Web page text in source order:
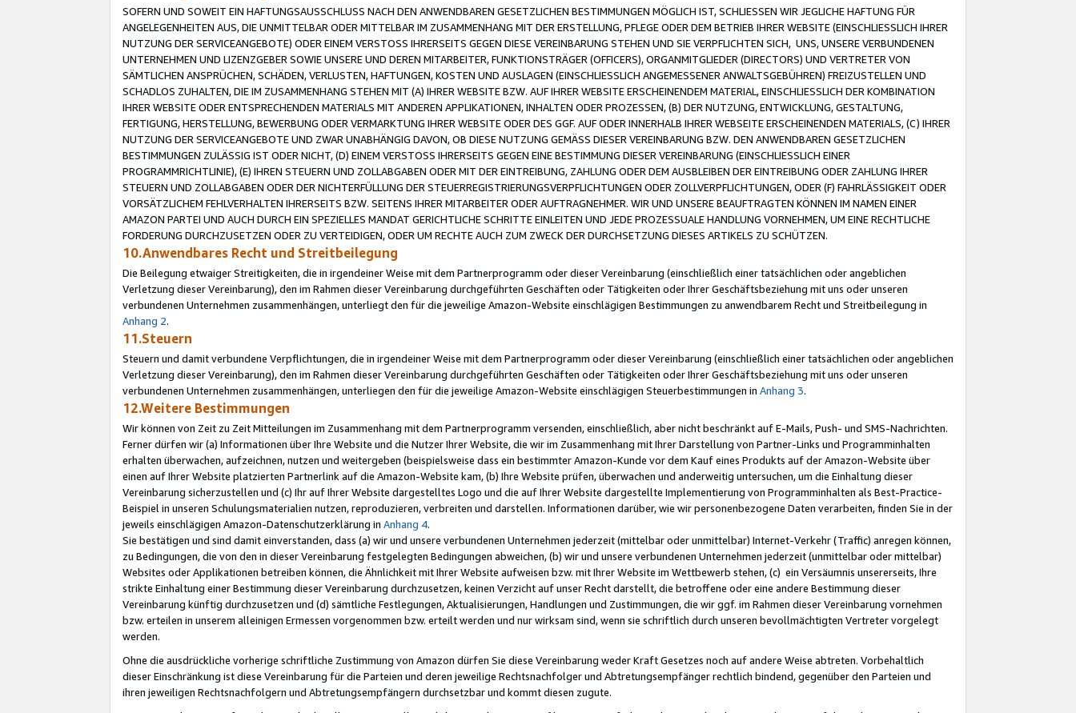
SOFERN UND SOWEIT EIN HAFTUNGSAUSSCHLUSS NACH DEN ANWENDBAREN GESETZLICHEN BESTIMMUNGEN MÖGLICH IST, SCHLIESSEN WIR JEGLICHE HAFTUNG FÜR
ANGELEGENHEITEN AUS, DIE UNMITTELBAR ODER MITTELBAR IM ZUSAMMENHANG MIT DER ERSTELLUNG, PFLEGE ODER DEM BETRIEB IHRER WEBSITE (EINSCHLIESSLICH IHRER
NUTZUNG DER SERVICEANGEBOTE) ODER EINEM VERSTOSS IHRERSEITS GEGEN DIESE VEREINBARUNG STEHEN UND SIE VERPFLICHTEN SICH, UNS, UNSERE VERBUNDENEN
UNTERNEHMEN UND LIZENZGEBER SOWIE UNSERE UND DEREN MITARBEITER, FUNKTIONSTRÄGER (OFFICERS), ORGANMITGLIEDER (DIRECTORS) UND VERTRETER VON
SÄMTLICHEN ANSPRÜCHEN, SCHÄDEN, VERLUSTEN, HAFTUNGEN, KOSTEN UND AUSLAGEN (EINSCHLIESSLICH ANGEMESSENER ANWALTSGEBÜHREN) FREIZUSTELLEN UND
SCHADLOS ZUHALTEN, DIE IM ZUSAMMENHANG STEHEN MIT (A) IHRER WEBSITE BZW. AUF IHRER WEBSITE ERSCHEINENDEM MATERIAL, EINSCHLIESSLICH DER KOMBINATION
IHRER WEBSITE ODER ENTSPRECHENDEN MATERIALS MIT ANDEREN APPLIKATIONEN, INHALTEN ODER PROZESSEN, (B) DER NUTZUNG, ENTWICKLUNG, GESTALTUNG,
FERTIGUNG, HERSTELLUNG, BEWERBUNG ODER VERMARKTUNG IHRER WEBSITE ODER DES GGF. AUF ODER INNERHALB IHRER WEBSEITE ERSCHEINENDEN MATERIALS, (C) IHRER
NUTZUNG DER SERVICEANGEBOTE UND ZWAR UNABHÄNGIG DAVON, OB DIESE NUTZUNG GEMÄSS DIESER VEREINBARUNG BZW. DEN ANWENDBAREN GESETZLICHEN
BESTIMMUNGEN ZULÄSSIG IST ODER NICHT, (D) EINEM VERSTOSS IHRERSEITS GEGEN EINE BESTIMMUNG DIESER VEREINBARUNG (EINSCHLIESSLICH EINER
PROGRAMMRICHTLINIE), (E) IHREN STEUERN UND ZOLLABGABEN ODER MIT DER EINTREIBUNG, ZAHLUNG ODER DEM AUSBLEIBEN DER EINTREIBUNG ODER ZAHLUNG IHRER
STEUERN UND ZOLLABGABEN ODER DER NICHTERFÜLLUNG DER STEUERREGISTRIERUNGSVERPFLICHTUNGEN ODER ZOLLVERPFLICHTUNGEN, ODER (F) FAHRLÄSSIGKEIT ODER
VORSÄTZLICHEM FEHLVERHALTEN IHRERSEITS BZW. SEITENS IHRER MITARBEITER ODER AUFTRAGNEHMER. WIR UND UNSERE BEAUFTRAGTEN KÖNNEN IM NAMEN EINER
AMAZON PARTEI UND AUCH DURCH EIN SPEZIELLES MANDAT GERICHTLICHE SCHRITTE EINLEITEN UND JEDE PROZESSUALE HANDLUNG VORNEHMEN, UM EINE RECHTLICHE
FORDERUNG DURCHZUSETZEN ODER ZU VERTEIDIGEN, ODER UM RECHTE AUCH ZUM ZWECK DER DURCHSETZUNG DIESES ARTIKELS ZU SCHÜTZEN.
10.Anwendbares Recht und Streitbeilegung
Die Beilegung etwaiger Streitigkeiten, die in irgendeiner Weise mit dem Partnerprogramm oder dieser Vereinbarung (einschließlich einer tatsächlichen oder angeblichen
Verletzung dieser Vereinbarung), den im Rahmen dieser Vereinbarung durchgeführten Geschäften oder Tätigkeiten oder Ihrer Geschäftsbeziehung mit uns oder unseren
verbundenen Unternehmen zusammenhängen, unterliegt den für die jeweilige Amazon-Website einschlägigen Bestimmungen zu anwendbarem Recht und Streitbeilegung in
Anhang 2.
11.Steuern
Steuern und damit verbundene Verpflichtungen, die in irgendeiner Weise mit dem Partnerprogramm oder dieser Vereinbarung (einschließlich einer tatsächlichen oder angeblichen
Verletzung dieser Vereinbarung), den im Rahmen dieser Vereinbarung durchgeführten Geschäften oder Tätigkeiten oder Ihrer Geschäftsbeziehung mit uns oder unseren
verbundenen Unternehmen zusammenhängen, unterliegen den für die jeweilige Amazon-Website einschlägigen Steuerbestimmungen in Anhang 3.
12.Weitere Bestimmungen
Wir können von Zeit zu Zeit Mitteilungen im Zusammenhang mit dem Partnerprogramm versenden, einschließlich, aber nicht beschränkt auf E-Mails, Push- und SMS-Nachrichten.
Ferner dürfen wir (a) Informationen über Ihre Website und die Nutzer Ihrer Website, die wir im Zusammenhang mit Ihrer Darstellung von Partner-Links und Programminhalten
erhalten überwachen, aufzeichnen, nutzen und weitergeben (beispielsweise dass ein bestimmter Amazon-Kunde vor dem Kauf eines Produkts auf der Amazon-Website über
einen auf Ihrer Website platzierten Partnerlink auf die Amazon-Website kam, (b) Ihre Website prüfen, überwachen und anderweitig untersuchen, um die Einhaltung dieser
Vereinbarung sicherzustellen und (c) Ihr auf Ihrer Website dargestelltes Logo und die auf Ihrer Website dargestellte Implementierung von Programminhalten als Best-Practice-
Beispiel in unseren Schulungsmaterialien nutzen, reproduzieren, verbreiten und darstellen. Informationen darüber, wie wir personenbezogene Daten verarbeiten, finden Sie in der
jeweils einschlägigen Amazon-Datenschutzerklärung in Anhang 4.
Sie bestätigen und sind damit einverstanden, dass (a) wir und unsere verbundenen Unternehmen jederzeit (mittelbar oder unmittelbar) Internet-Verkehr (Traffic) anregen können,
zu Bedingungen, die von den in dieser Vereinbarung festgelegten Bedingungen abweichen, (b) wir und unsere verbundenen Unternehmen jederzeit (unmittelbar oder mittelbar)
Websites oder Applikationen betreiben können, die Ähnlichkeit mit Ihrer Website aufweisen bzw. mit Ihrer Website im Wettbewerb stehen, (c) ein Versäumnis unsererseits, Ihre
strikte Einhaltung einer Bestimmung dieser Vereinbarung durchzusetzen, keinen Verzicht auf unser Recht darstellt, die betroffene oder eine andere Bestimmung dieser
Vereinbarung künftig durchzusetzen und (d) sämtliche Festlegungen, Aktualisierungen, Handlungen und Zustimmungen, die wir ggf. im Rahmen dieser Vereinbarung vornehmen
bzw. erteilen in unserem alleinigen Ermessen vorgenommen bzw. erteilt werden und nur wirksam sind, wenn sie schriftlich durch unseren bevollmächtigten Vertreter vorgelegt
werden.
Ohne die ausdrückliche vorherige schriftliche Zustimmung von Amazon dürfen Sie diese Vereinbarung weder Kraft Gesetzes noch auf andere Weise abtreten. Vorbehaltlich
dieser Einschränkung ist diese Vereinbarung für die Parteien und deren jeweilige Rechtsnachfolger und Abtretungsempfänger rechtlich bindend, gegenüber den Parteien und
ihren jeweiligen Rechtsnachfolgern und Abtretungsempfängern durchsetzbar und kommt diesen zugute.